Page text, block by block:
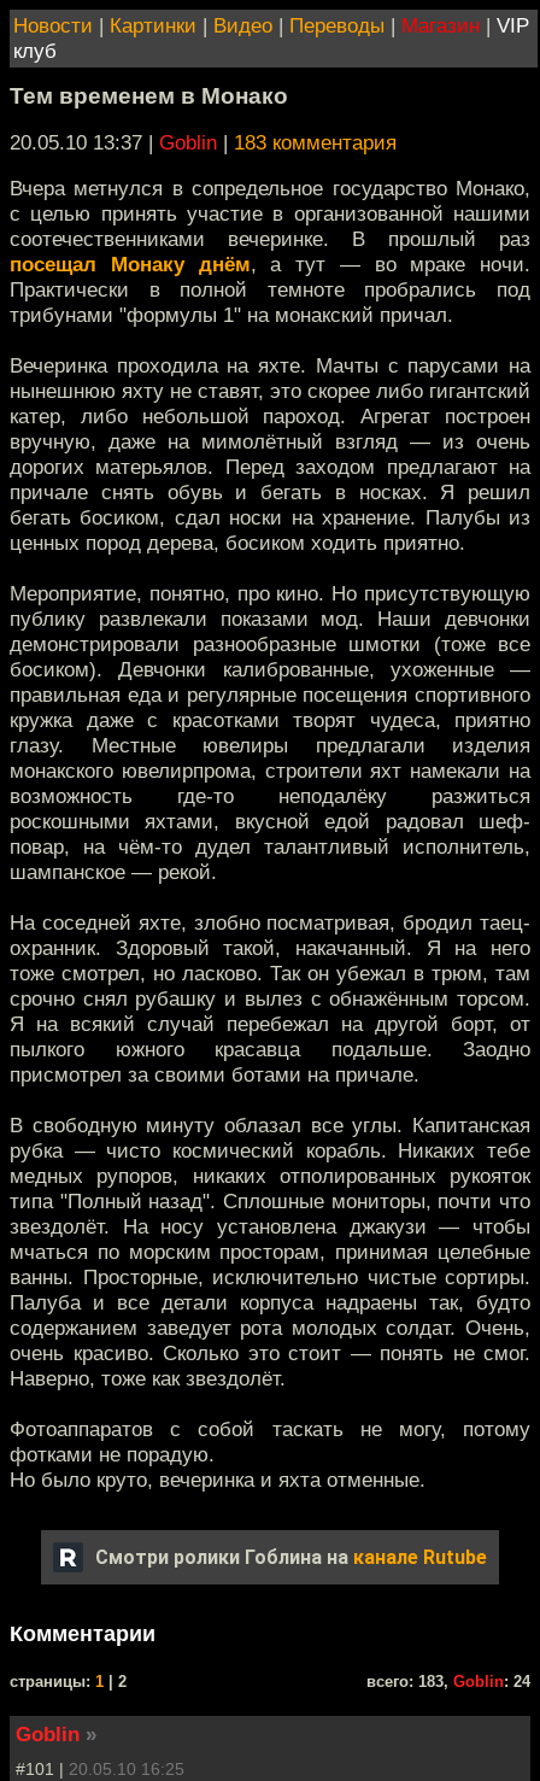
Новости | Картинки | Видео | Переводы | Магазин | VIP
клуб
Тем временем в Монако
20.05.10 13:37 | Goblin | 183 комментария
Вчера метнулся в сопредельное государство Монако,
с целью принять участие в организованной нашими
соотечественниками вечеринке. В прошлый раз
посещал Монаку днём, а тут — во мраке ночи.
Практически в полной темноте пробрались под
трибунами "формулы 1" на монакский причал.
Вечеринка проходила на яхте. Мачты с парусами на
нынешнюю яхту не ставят, это скорее либо гигантский
катер, либо небольшой пароход. Агрегат построен
вручную, даже на мимолётный взгляд — из очень
дорогих матерьялов. Перед заходом предлагают на
причале снять обувь и бегать в носках. Я решил
бегать босиком, сдал носки на хранение. Палубы из
ценных пород дерева, босиком ходить приятно.
Мероприятие, понятно, про кино. Но присутствующую
публику развлекали показами мод. Наши девчонки
демонстрировали разнообразные шмотки (тоже все
босиком). Девчонки калиброванные, ухоженные —
правильная еда и регулярные посещения спортивного
кружка даже с красотками творят чудеса, приятно
глазу. Местные ювелиры предлагали изделия
монакского ювелирпрома, строители яхт намекали на
возможность где-то неподалёку разжиться
роскошными яхтами, вкусной едой радовал шеф-
повар, на чём-то дудел талантливый исполнитель,
шампанское — рекой.
На соседней яхте, злобно посматривая, бродил таец-
охранник. Здоровый такой, накачанный. Я на него
тоже смотрел, но ласково. Так он убежал в трюм, там
срочно снял рубашку и вылез с обнажённым торсом.
Я на всякий случай перебежал на другой борт, от
пылкого южного красавца подальше. Заодно
присмотрел за своими ботами на причале.
В свободную минуту облазал все углы. Капитанская
рубка — чисто космический корабль. Никаких тебе
медных рупоров, никаких отполированных рукояток
типа "Полный назад". Сплошные мониторы, почти что
звездолёт. На носу установлена джакузи — чтобы
мчаться по морским просторам, принимая целебные
ванны. Просторные, исключительно чистые сортиры.
Палуба и все детали корпуса надраены так, будто
содержанием заведует рота молодых солдат. Очень,
очень красиво. Сколько это стоит — понять не смог.
Наверно, тоже как звездолёт.
Фотоаппаратов с собой таскать не могу, потому
фотками не порадую.
Но было круто, вечеринка и яхта отменные.
Смотри ролики Гоблина на канале Rutube
Комментарии
cтраницы: 1 | 2 всего: 183, Goblin: 24
Goblin »
#101 | 20.05.10 16:25